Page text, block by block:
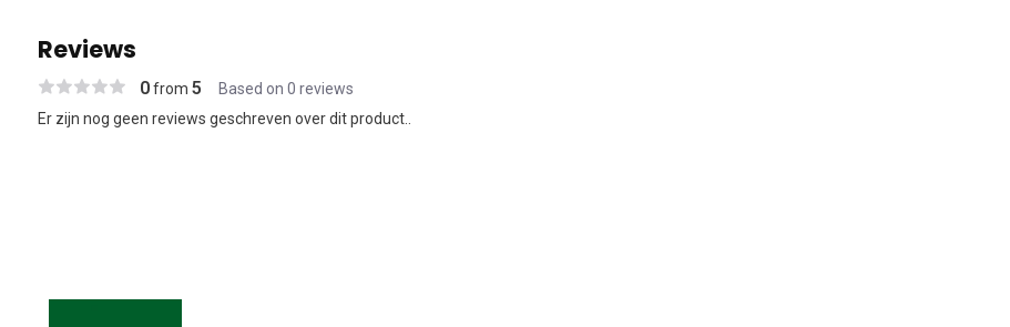
Reviews
0from 5 Based on 0 reviews
Er zijn nog geen reviews geschreven over dit product..